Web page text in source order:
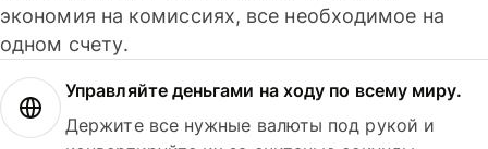
экономия на комиссиях, все необходимое на
одном счету.
Управляйте деньгами на ходу по всему миру.
Держите все нужные валюты под рукой и